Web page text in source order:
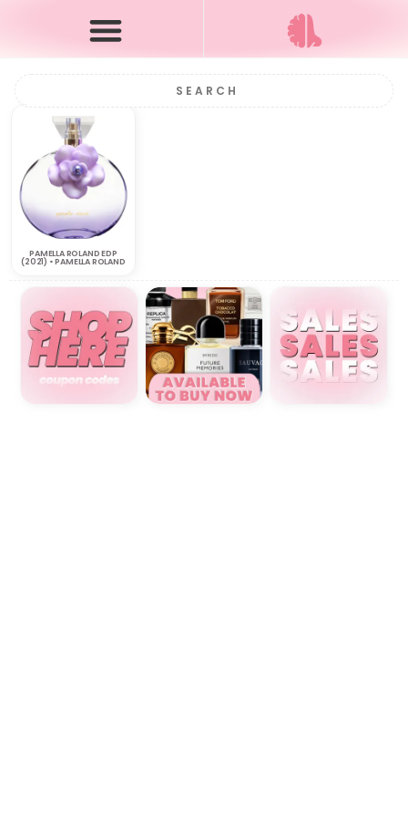
PAMELLA ROLAND EDP
(2021) • PAMELLA ROLAND